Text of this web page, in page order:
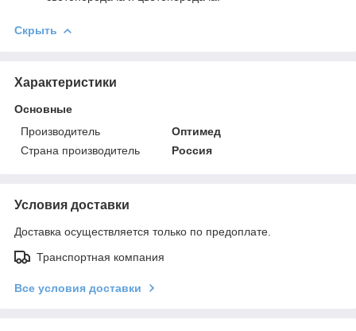
Скрыть
Характеристики
Основные
Производитель
Оптимед
Страна производитель
Россия
Условия доставки
Доставка осуществляется только по предоплате.
Транспортная компания
Все условия доставки